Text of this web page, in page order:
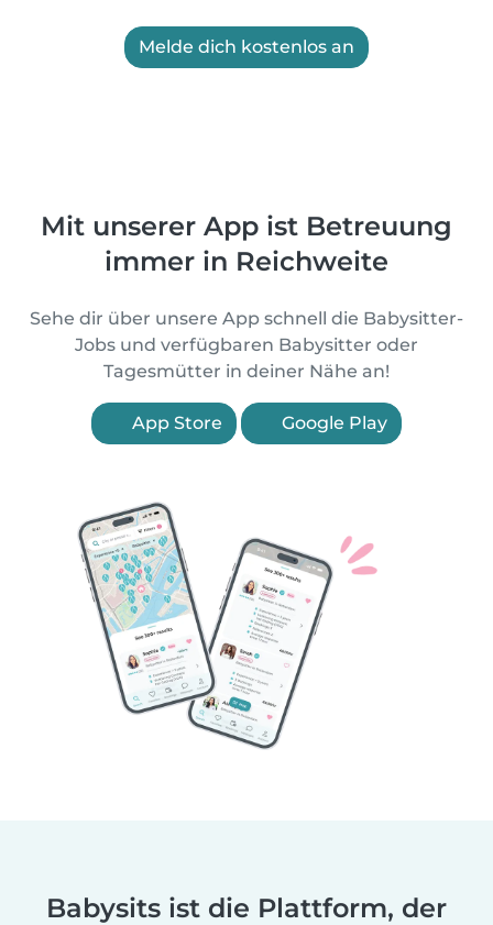
Melde dich kostenlos an
Mit unserer App ist Betreuung
immer in Reichweite
Sehe dir über unsere App schnell die Babysitter-
Jobs und verfügbaren Babysitter oder
Tagesmütter in deiner Nähe an!
App Store Google Play
Babysits ist die Plattform, der